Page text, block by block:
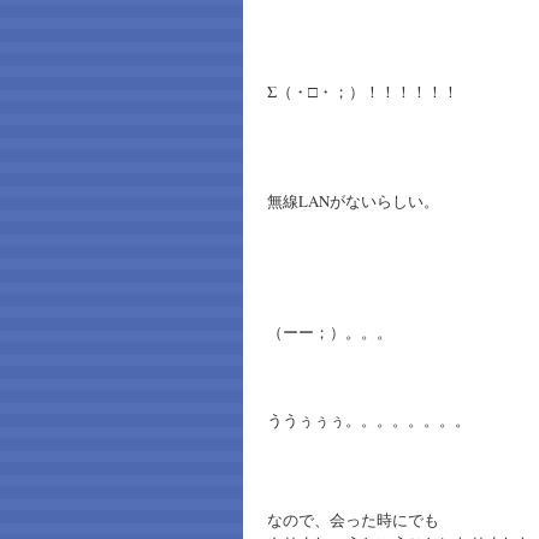
Σ（・□・；）！！！！！！
無線LANがないらしい。
（ーー；）。。。
ううぅぅぅ。。。。。。。。
なので、会った時にでも